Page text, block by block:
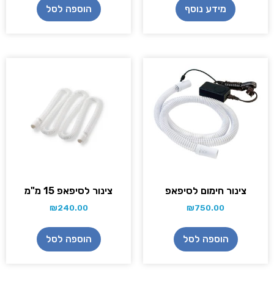
מידע נוסף הוספה לסל
צינור חימום לסיפאפ
₪750.00
הוספה לסל
צינור לסיפאפ 15 מ"מ
₪240.00
הוספה לסל